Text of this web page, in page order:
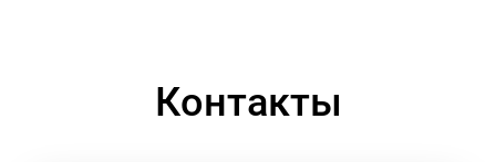
Контакты